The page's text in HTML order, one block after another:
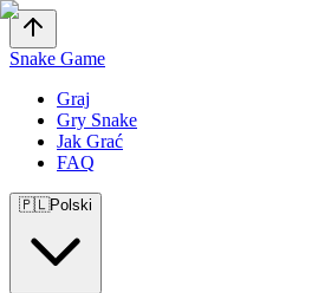
Snake Game
Graj
Gry Snake
Jak Grać
FAQ
🇵🇱Polski